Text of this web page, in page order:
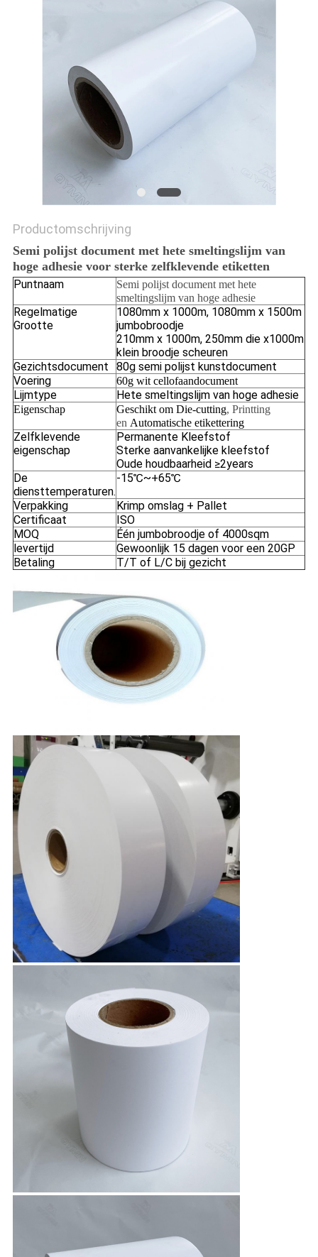
Productomschrijving
Semi polijst document met hete smeltingslijm van
hoge adhesie voor sterke zelfklevende etiketten
Puntnaam
Semi polijst document met hete
smeltingslijm van hoge adhesie
Regelmatige
Grootte
1080mm x 1000m, 1080mm x 1500m
jumbobroodje
210mm x 1000m, 250mm die x1000m
klein broodje scheuren
Gezichtsdocument
80g semi polijst kunstdocument
Voering
60g wit cellofaandocument
Lijmtype Hete smeltingslijm van hoge adhesie
Eigenschap Geschikt om Die-cutting, Printting
en Automatische etikettering
Zelfklevende
eigenschap
Permanente Kleefstof
Sterke aanvankelijke kleefstof
Oude houdbaarheid ≥2years
De
diensttemperaturen.
-15℃~+65℃
Verpakking
Krimp omslag + Pallet
Certificaat
ISO
MOQ
Één jumbobroodje of 4000sqm
levertijd
Gewoonlijk 15 dagen voor een 20GP
Betaling
T/T of L/C bij gezicht